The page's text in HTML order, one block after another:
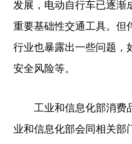
发展，电动自行车已逐渐
重要基础性交通工具。但
行业也暴露出一些问题，
安全风险等。
工业和信息化部消费
业和信息化部会同相关部